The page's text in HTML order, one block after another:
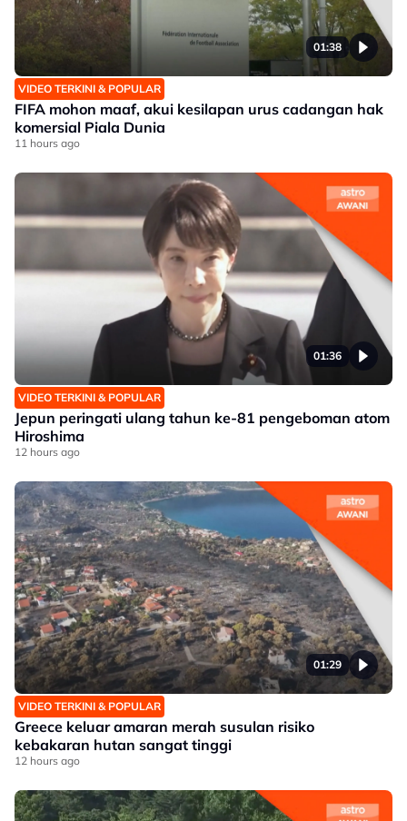
01:38
VIDEO TERKINI & POPULAR
FIFA mohon maaf, akui kesilapan urus cadangan hak
komersial Piala Dunia
11 hours ago
01:36
VIDEO TERKINI & POPULAR
Jepun peringati ulang tahun ke-81 pengeboman atom
Hiroshima
12 hours ago
01:29
VIDEO TERKINI & POPULAR
Greece keluar amaran merah susulan risiko
kebakaran hutan sangat tinggi
12 hours ago